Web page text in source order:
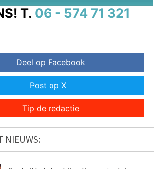
T. 06 - 574 71 321
Deel op Facebook
Post op X
Tip de redactie
NIEUWS: